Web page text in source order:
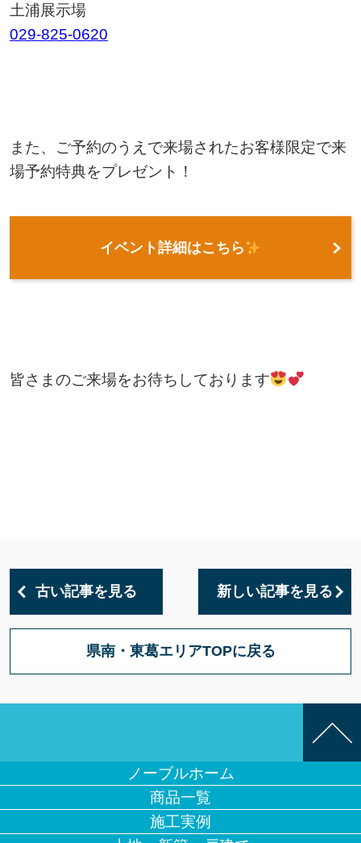
土浦展示場
029-825-0620
また、ご予約のうえで来場されたお客様限定で来
場予約特典をプレゼント！
イベント詳細はこちら
皆さまのご来場をお待ちしております
古い記事を見る 新しい記事を見る
県南・東葛エリアTOPに戻る
ノーブルホーム
商品一覧
施工実例